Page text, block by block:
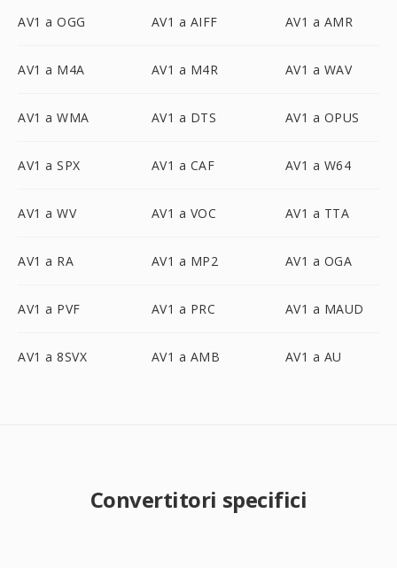
AV1 a OGG AV1 a AIFF AV1 a AMR
AV1 a M4A AV1 a M4R AV1 a WAV
AV1 a WMA AV1 a DTS AV1 a OPUS
AV1 a SPX AV1 a CAF AV1 a W64
AV1 a WV AV1 a VOC AV1 a TTA
AV1 a RA AV1 a MP2 AV1 a OGA
AV1 a PVF AV1 a PRC AV1 a MAUD
AV1 a 8SVX AV1 a AMB AV1 a AU
Convertitori specifici